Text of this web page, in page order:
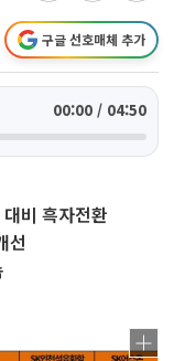
구글 선호매체 추가
00:00 / 04:50
비 흑자전환
선